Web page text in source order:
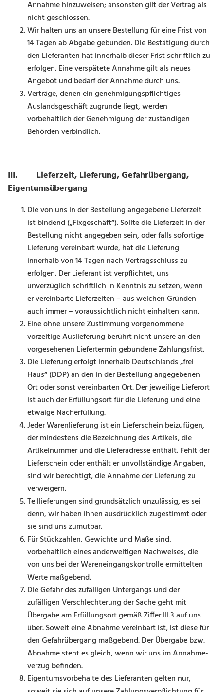
Annahme hinzuweisen; ansonsten gilt der Vertrag als
nicht geschlossen.
Wir halten uns an unsere Bestellung für eine Frist von
14 Tagen ab Abgabe gebunden. Die Bestätigung durch
den Lieferanten hat innerhalb dieser Frist schriftlich zu
erfolgen. Eine verspätete Annahme gilt als neues
Angebot und bedarf der Annahme durch uns.
Verträge, denen ein genehmigungspflichtiges
Auslandsgeschäft zugrunde liegt, werden
vorbehaltlich der Genehmigung der zuständigen
Behörden verbindlich.
III. Lieferzeit, Lieferung, Gefahrübergang,
Eigentumsübergang
Die von uns in der Bestellung angegebene Lieferzeit
ist bindend („Fixgeschäft“). Sollte die Lieferzeit in der
Bestellung nicht angegeben sein, oder falls sofortige
Lieferung vereinbart wurde, hat die Lieferung
innerhalb von 14 Tagen nach Vertragsschluss zu
erfolgen. Der Lieferant ist verpflichtet, uns
unverzüglich schriftlich in Kenntnis zu setzen, wenn
er vereinbarte Lieferzeiten – aus welchen Gründen
auch immer – voraussichtlich nicht einhalten kann.
Eine ohne unsere Zustimmung vorgenommene
vorzeitige Auslieferung berührt nicht unsere an den
vorgesehenen Liefertermin gebundene Zahlungsfrist.
Die Lieferung erfolgt innerhalb Deutschlands „frei
Haus“ (DDP) an den in der Bestellung angegebenen
Ort oder sonst vereinbarten Ort. Der jeweilige Lieferort
ist auch der Erfüllungsort für die Lieferung und eine
etwaige Nacherfüllung.
Jeder Warenlieferung ist ein Lieferschein beizufügen,
der mindestens die Bezeichnung des Artikels, die
Artikelnummer und die Lieferadresse enthält. Fehlt der
Lieferschein oder enthält er unvollständige An­gaben,
sind wir berechtigt, die Annahme der Lieferung zu
verweigern.
Teillieferungen sind grundsätzlich unzulässig, es sei
denn, wir haben ihnen ausdrücklich zugestimmt oder
sie sind uns zumutbar.
Für Stückzahlen, Gewichte und Maße sind,
vorbehaltlich eines anderweitigen Nachweises, die
von uns bei der Wareneingangskontrolle ermittelten
Werte maßgebend.
Die Gefahr des zufälligen Untergangs und der
zufälligen Verschlechterung der Sache geht mit
Übergabe am Erfüllungsort gemäß Ziffer III.3 auf uns
über. Soweit eine Abnahme vereinbart ist, ist diese für
den Gefahrübergang maßgebend. Der Übergabe bzw.
Abnahme steht es gleich, wenn wir uns im Annahme­
verzug befinden.
Eigentumsvorbehalte des Lieferanten gelten nur,